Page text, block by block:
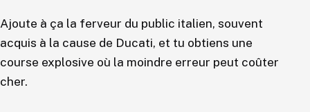
Ajoute à ça la ferveur du public italien, souvent
acquis à la cause de Ducati, et tu obtiens une
course explosive où la moindre erreur peut coûter
cher.